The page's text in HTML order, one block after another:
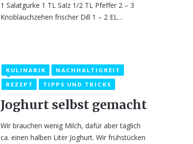
1 Salatgurke 1 TL Salz 1/2 TL Pfeffer 2 – 3
Knoblauchzehen frischer Dill 1 – 2 EL…
KULINARIK NACHHALTIGKEIT
REZEPT TIPPS UND TRICKS
Joghurt selbst gemacht
Wir brauchen wenig Milch, dafür aber täglich
ca. einen halben Liter Joghurt. Wir frühstücken